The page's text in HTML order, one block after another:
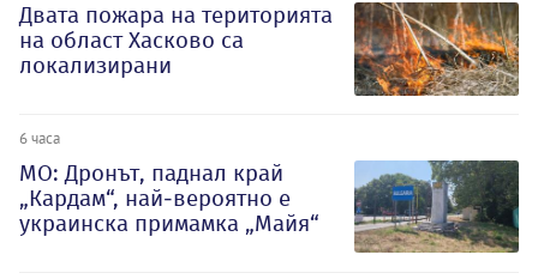
Двата пожара на територията
на област Хасково са
локализирани
6 часа
МО: Дронът, паднал край
„Кардам“, най-вероятно е
украинска примамка „Майя“